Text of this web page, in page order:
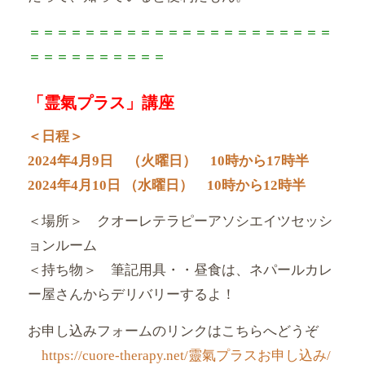
＝＝＝＝＝＝＝＝＝＝＝＝＝＝＝＝＝＝＝＝＝＝
＝＝＝＝＝＝＝＝ ＝＝
「霊氣プラス」講座
＜日程＞
2024年4月9日 （火曜日） 10時から17時半
2024年4月10日 （水曜日） 10時から12時半
＜場所＞ クオーレテラピーアソシエイツセッシ
ョンルーム
＜持ち物＞ 筆記用具・・昼食は、 ネパールカレ
ー屋さんからデリバリーするよ！
お申し込みフォームのリンクはこちらへどうぞ
https://cuore-therapy.net/靈氣プラスお申し込み/